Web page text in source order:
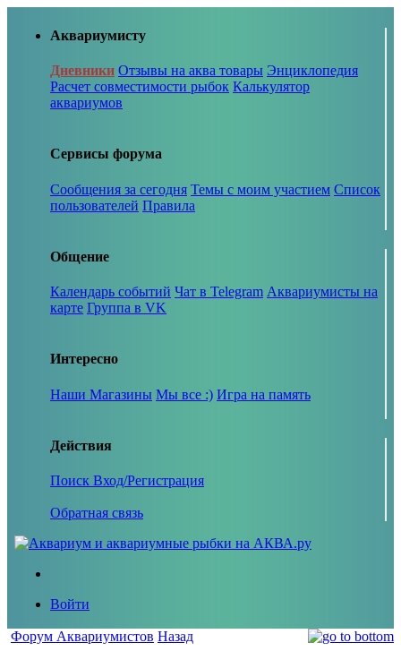
Аквариумисту
Дневники Отзывы на аква товары Энциклопедия
Расчет совместимости рыбок Калькулятор
аквариумов
Сервисы форума
Сообщения за сегодня Темы с моим участием Список
пользователей Правила
Общение
Календарь событий Чат в Telegram Аквариумисты на
карте Группа в VK
Интересно
Наши Магазины Мы все :) Игра на память
Действия
Поиск Вход/Регистрация
Обратная связь
Войти
Форум Аквариумистов Назад